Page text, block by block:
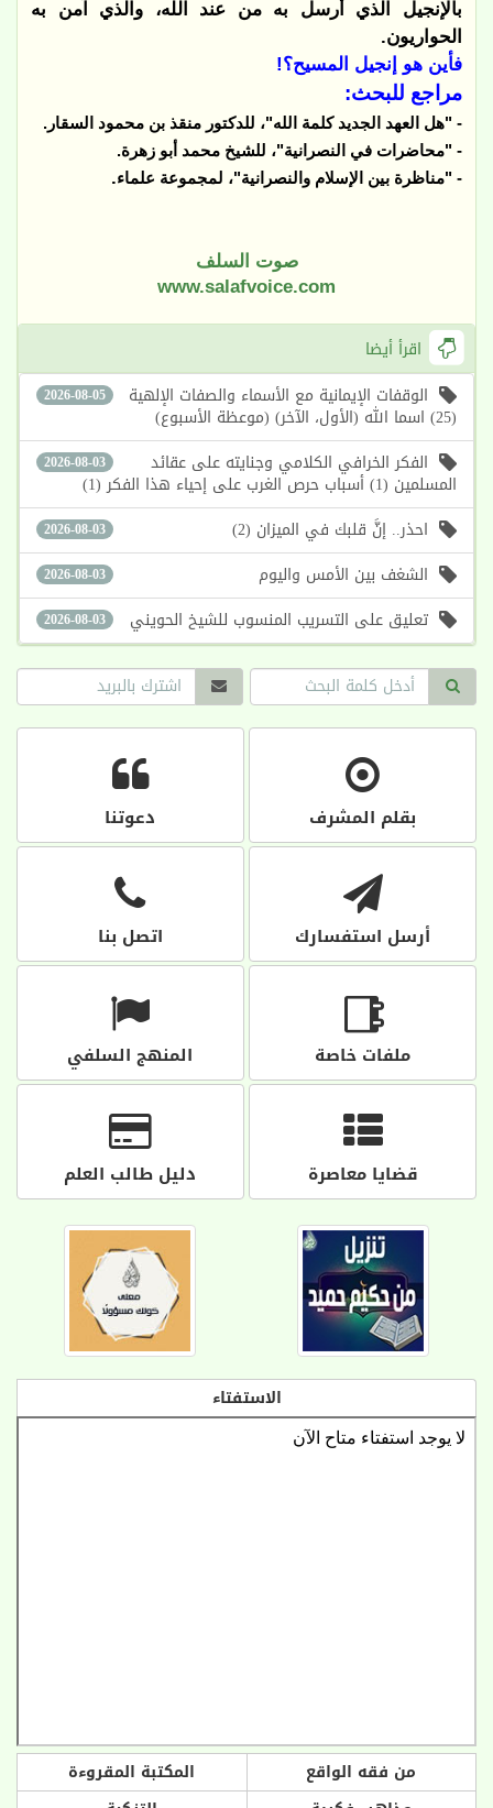
بالإنجيل الذي أرسل به من عند الله، والذي آمن به
الحواريون.
فأين هو إنجيل المسيح؟!
مراجع للبحث:
- "هل العهد الجديد كلمة الله"، للدكتور منقذ بن محمود السقار.
- "محاضرات في النصرانية"، للشيخ محمد أبو زهرة.
- "مناظرة بين الإسلام والنصرانية"، لمجموعة علماء.
صوت السلف
www.salafvoice.com
اقرأ أيضا
2026-08-05 الوقفات الإيمانية مع الأسماء والصفات الإلهية
(25) اسما الله (الأول، الآخر) (موعظة الأسبوع)
2026-08-03 الفكر الخرافي الكلامي وجنايته على عقائد
المسلمين (1) أسباب حرص الغرب على إحياء هذا الفكر (1)
2026-08-03 احذر.. إنَّ قلبك في الميزان (2)
2026-08-03 الشغف بين الأمس واليوم
2026-08-03 تعليق على التسريب المنسوب للشيخ الحويني
بقلم المشرف دعوتنا
أرسل استفسارك اتصل بنا
ملفات خاصة المنهج السلفي
قضايا معاصرة دليل طالب العلم
الاستفتاء
من فقه الواقع
المكتبة المقروءة